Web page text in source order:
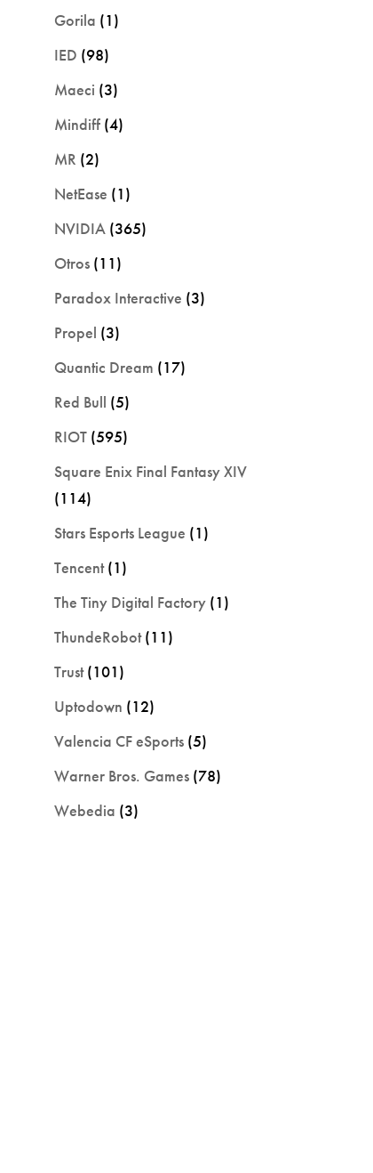
Gorila (1)
IED (98)
Maeci (3)
Mindiff (4)
MR (2)
NetEase (1)
NVIDIA (365)
Otros (11)
Paradox Interactive (3)
Propel (3)
Quantic Dream (17)
Red Bull (5)
RIOT (595)
Square Enix Final Fantasy XIV
(114)
Stars Esports League (1)
Tencent(1)
The Tiny Digital Factory (1)
ThundeRobot(11)
Trust(101)
Uptodown (12)
Valencia CF eSports (5)
Warner Bros. Games (78)
Webedia (3)